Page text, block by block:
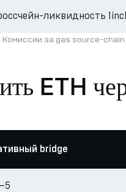
ликвидность
за gas source-
ETH
bridge